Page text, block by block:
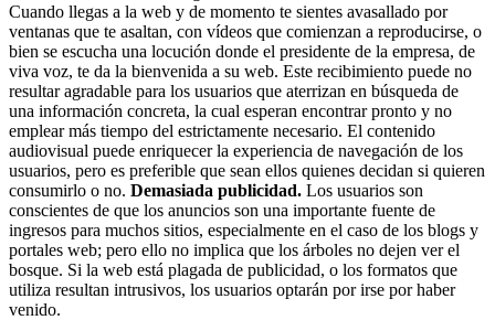
Cuando llegas a la web y de momento te sientes avasallado por
ventanas que te asaltan, con vídeos que comienzan a reproducirse, o
bien se escucha una locución donde el presidente de la empresa, de
viva voz, te da la bienvenida a su web. Este recibimiento puede no
resultar agradable para los usuarios que aterrizan en búsqueda de
una información concreta, la cual esperan encontrar pronto y no
emplear más tiempo del estrictamente necesario. El contenido
audiovisual puede enriquecer la experiencia de navegación de los
usuarios, pero es preferible que sean ellos quienes decidan si quieren
consumirlo o no. Demasiada publicidad. Los usuarios son
conscientes de que los anuncios son una importante fuente de
ingresos para muchos sitios, especialmente en el caso de los blogs y
portales web; pero ello no implica que los árboles no dejen ver el
bosque. Si la web está plagada de publicidad, o los formatos que
utiliza resultan intrusivos, los usuarios optarán por irse por haber
venido.